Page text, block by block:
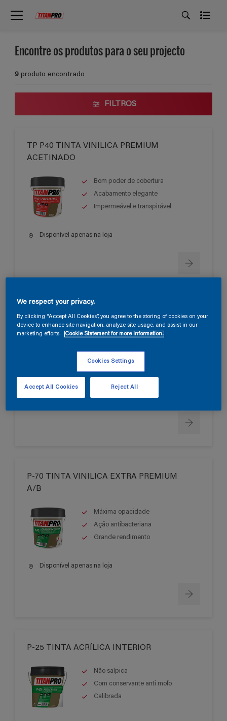
Encontre os produtos para o seu projecto
9 produto encontrado
FILTROS
TP P40 TINTA VINILICA PREMIUM
ACETINADO
Bom poder de cobertura
Acabamento elegante
Impermeável e transpirável
Disponível apenas na loja
P-50 TINTA VINÍLICA
Alto poder de cobertura
Sem marcas nem rebrilhos
P-70 TINTA VINILICA EXTRA PREMIUM
A/B
Máxima opacidade
Ação antibacteriana
Grande rendimento
Disponível apenas na loja
P-25 TINTA ACRÍLICA INTERIOR
Não salpica
Com conservante anti mofo
Calibrada
We respect your privacy.
By clicking “Accept All Cookies”, you agree to the storing of cookies on your
device to enhance site navigation, analyze site usage, and assist in our
marketing efforts.
Cookie Statement for more information.
Cookies Settings
Reject All
Accept All Cookies